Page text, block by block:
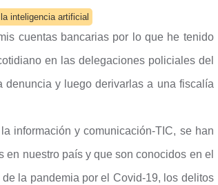
inteligencia artificial
cuentas bancarias por lo que he tenido
en las delegaciones policiales del
denuncia y luego derivarlas a una fiscalía
información y comunicación-TIC, se han
nuestro país y que son conocidos en el
la pandemia por el Covid-19, los delitos